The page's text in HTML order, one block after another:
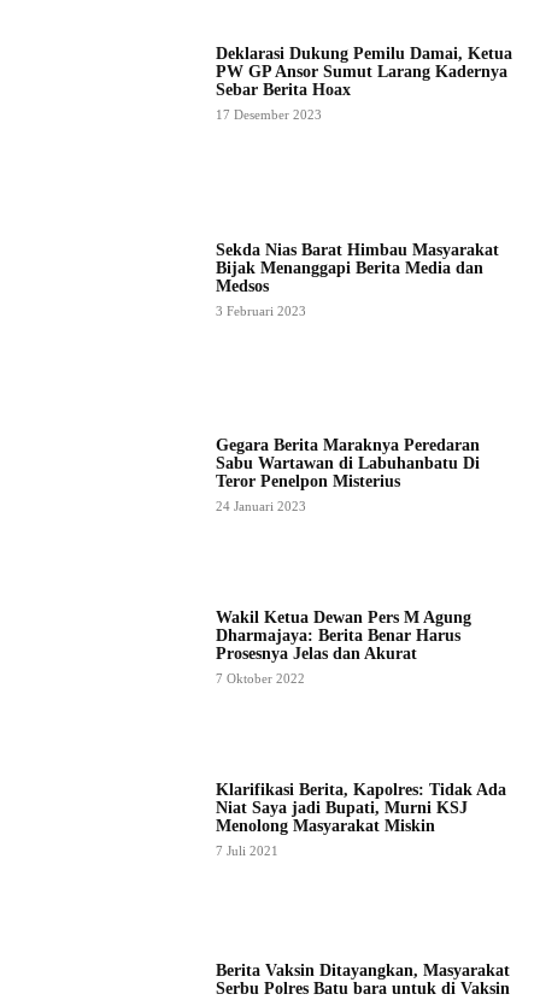
Deklarasi Dukung Pemilu Damai, Ketua
PW GP Ansor Sumut Larang Kadernya
Sebar Berita Hoax
17 Desember 2023
Sekda Nias Barat Himbau Masyarakat
Bijak Menanggapi Berita Media dan
Medsos
3 Februari 2023
Gegara Berita Maraknya Peredaran
Sabu Wartawan di Labuhanbatu Di
Teror Penelpon Misterius
24 Januari 2023
Wakil Ketua Dewan Pers M Agung
Dharmajaya: Berita Benar Harus
Prosesnya Jelas dan Akurat
7 Oktober 2022
Klarifikasi Berita, Kapolres: Tidak Ada
Niat Saya jadi Bupati, Murni KSJ
Menolong Masyarakat Miskin
7 Juli 2021
Berita Vaksin Ditayangkan, Masyarakat
Serbu Polres Batu bara untuk di Vaksin